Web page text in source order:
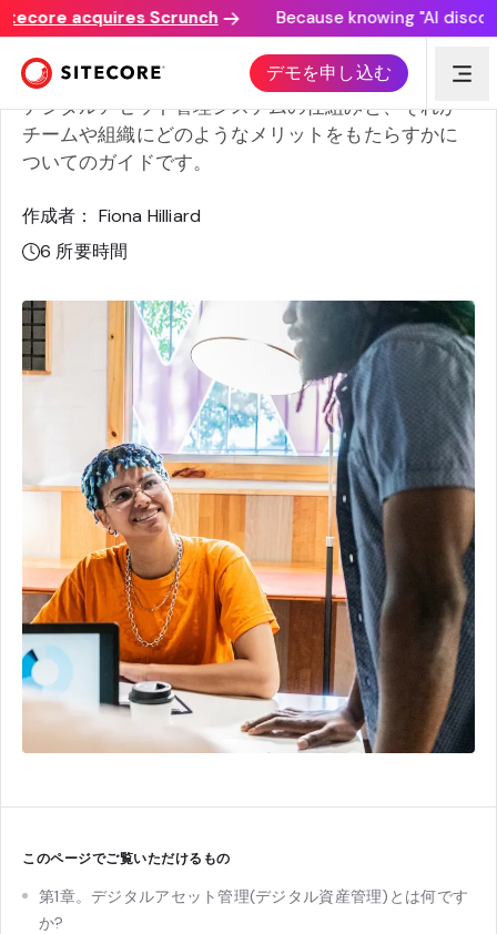
acquires Scrunch Because knowing "AI discovery
デモを申し込む
デジタルアセット管理ソリューションに求められるもの
デジタルアセット管理システムの仕組みと、それが
チームや組織にどのようなメリットをもたらすかに
ついてのガイドです。
作成者： Fiona Hilliard
6 所要時間
このページでご覧いただけるもの
第1章。デジタルアセット管理(デジタル資産管理)とは何です
か?